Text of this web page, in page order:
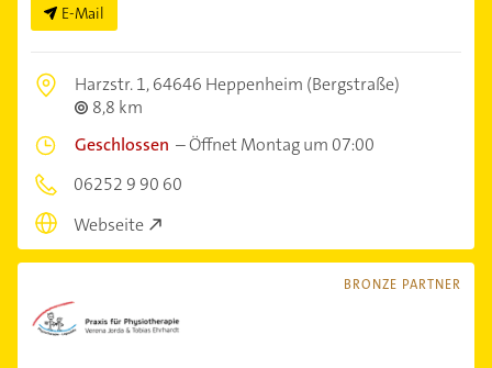
E-Mail
Harzstr. 1,64646 Heppenheim (Bergstraße)
8,8 km
Geschlossen –Öffnet Montag um 07:00
06252 9 90 60
Webseite
BRONZE PARTNER